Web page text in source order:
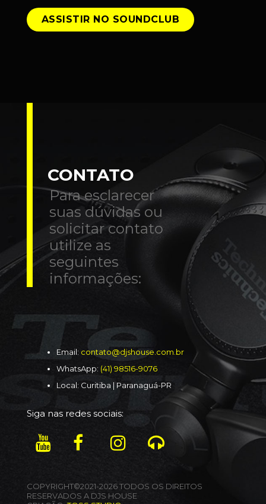
ASSISTIR NO SOUNDCLUB
CONTATO
Para esclarecer
suas dúvidas ou
solicitar contato
utilize as
seguintes
informações:
Email: contato@djshouse.com.br
WhatsApp: (41) 98516-9076
Local: Curitiba | Paranaguá-PR
Siga nas redes sociais:
COPYRIGHT©2021-2026 TODOS OS DIREITOS
RESERVADOS A DJS HOUSE